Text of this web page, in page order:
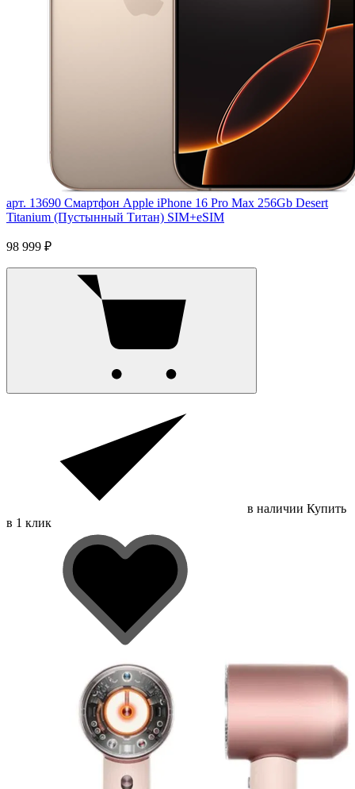
арт. 13690 Смартфон Apple iPhone 16 Pro Max 256Gb Desert
Titanium (Пустынный Титан) SIM+eSIM
98 999 ₽
в наличии Купить
в 1 клик